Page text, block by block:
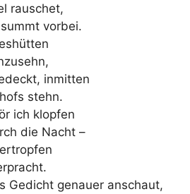
rauschet,
vorbei.
inmitten
stehn.
ich klopfen
die Nacht –
Gedicht genauer anschaut,